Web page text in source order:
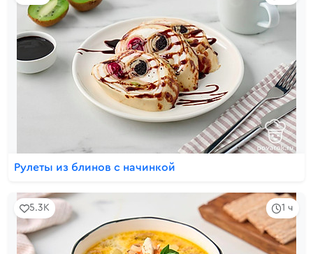
Рулеты из блинов с начинкой
1 ч
5.3K